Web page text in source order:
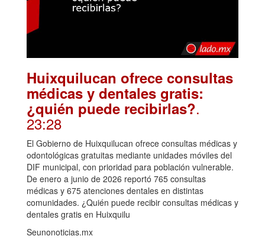
Huixquilucan ofrece consultas
médicas y dentales gratis:
¿quién puede recibirlas?.
23:28
El Gobierno de Huixquilucan ofrece consultas médicas y
odontológicas gratuitas mediante unidades móviles del
DIF municipal, con prioridad para población vulnerable.
De enero a junio de 2026 reportó 765 consultas
médicas y 675 atenciones dentales en distintas
comunidades. ¿Quién puede recibir consultas médicas y
dentales gratis en Huixquilu
Seunonoticias.mx